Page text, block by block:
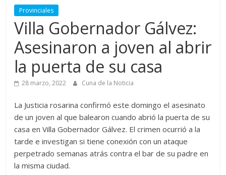
Provinciales
Villa Gobernador Gálvez:
Asesinaron a joven al abrir
la puerta de su casa
28 marzo, 2022 Cuna de la Noticia
La Justicia rosarina confirmó este domingo el asesinato
de un joven al que balearon cuando abrió la puerta de su
casa en Villa Gobernador Gálvez. El crimen ocurrió a la
tarde e investigan si tiene conexión con un ataque
perpetrado semanas atrás contra el bar de su padre en
la misma ciudad.